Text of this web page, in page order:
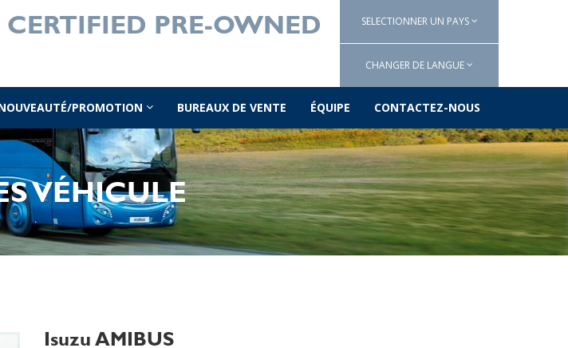
PRE-OWNED
SELECTIONNER UN PAYS
CHANGER DE LANGUE
PROMOTION BUREAUX DE VENTE ÉQUIPE CONTACTEZ-NOUS
VÉHICULE
Isuzu AMIBUS